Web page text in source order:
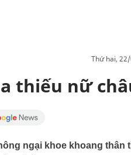
thứ hai,
thiếu nữ
ngại khoe khoang thân